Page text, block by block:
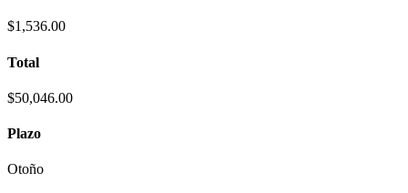
$1,536.00
Total
$50,046.00
Plazo
Otoño